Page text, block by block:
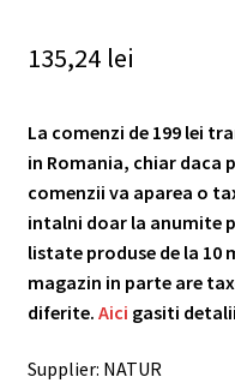
135,24 lei
La comenzi de 199 lei
in Romania, chiar daca
comenzii va aparea o
intalni doar la anumite
listate produse de la 10
magazin in parte are
diferite. Aici gasiti
Supplier: NATUR